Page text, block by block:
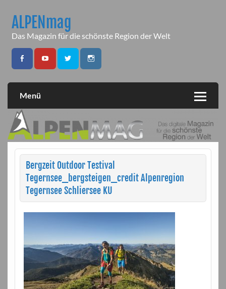
contentALPENmag
Das Magazin für die schönste Region der Welt
Menü
Bergzeit Outdoor Testival
Tegernsee_bergsteigen_credit Alpenregion
Tegernsee Schliersee KU